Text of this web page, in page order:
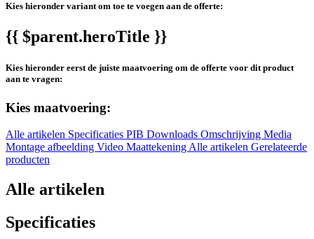
Kies hieronder variant om toe te voegen aan de offerte:
{{ $parent.heroTitle }}
Kies hieronder eerst de juiste maatvoering om de offerte voor dit product
aan te vragen:
Kies maatvoering:
Alle artikelen Specificaties PIB Downloads Omschrijving Media
Montage afbeelding Video MaattekeningAlle artikelen Gerelateerde
producten
Alle artikelen
Specificaties